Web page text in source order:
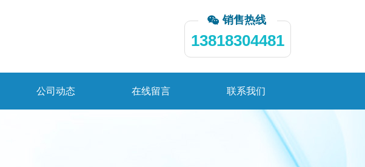
销售热线
13818304481
公司动态 在线留言 联系我们